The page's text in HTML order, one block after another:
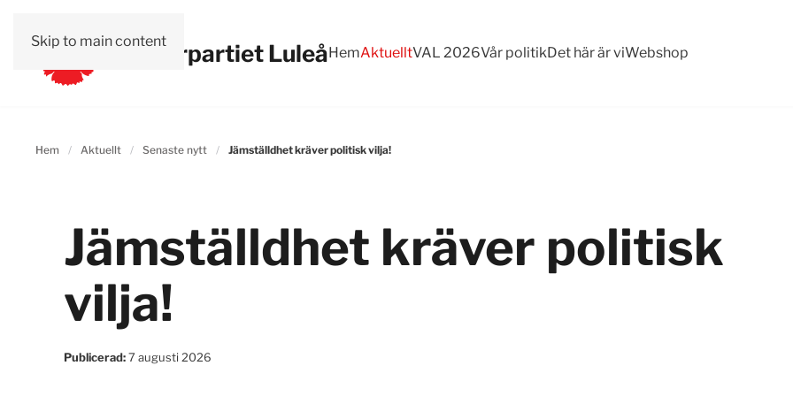
Skip to main contentVänsterpartiet LuleåHemAktuelltVAL 2026Vår politikDet här är viWebshop
Hem Aktuellt Senaste nytt Jämställdhet kräver politisk vilja!
Jämställdhet kräver politisk
vilja!
Publicerad:7 augusti 2026